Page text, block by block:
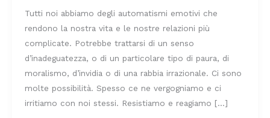
Tutti noi abbiamo degli automatismi emotivi che
rendono la nostra vita e le nostre relazioni più
complicate. Potrebbe trattarsi di un senso
d’inadeguatezza, o di un particolare tipo di paura, di
moralismo, d’invidia o di una rabbia irrazionale. Ci sono
molte possibilità. Spesso ce ne vergogniamo e ci
irritiamo con noi stessi. Resistiamo e reagiamo […]